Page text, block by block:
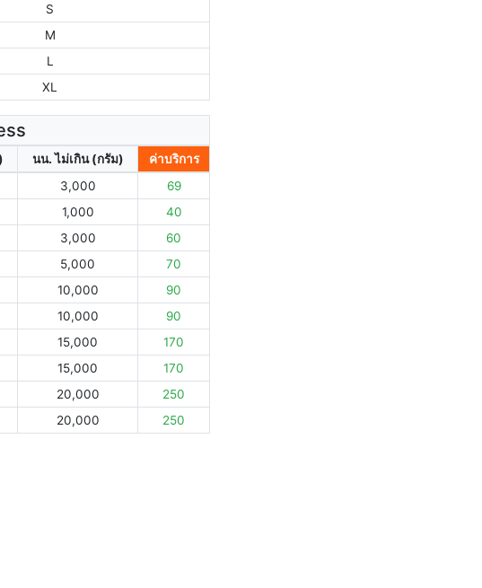
S
M
L
XL
นน. ไม่เกิน (กรัม)
ค่าบริการ
3,000
69
1,000
40
3,000
60
5,000
70
10,000
90
10,000
90
15,000
170
15,000
170
20,000
250
20,000 250